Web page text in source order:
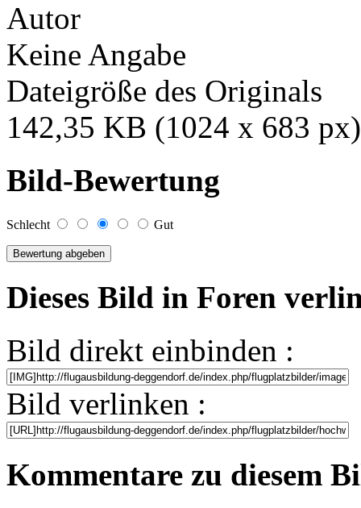
Autor
Keine Angabe
Dateigröße des Originals
142,35 KB (1024 x 683 px)
Bild-Bewertung
Schlecht Gut
Dieses Bild in Foren
Bild direkt einbinden :
Bild verlinken :
Kommentare zu diesem